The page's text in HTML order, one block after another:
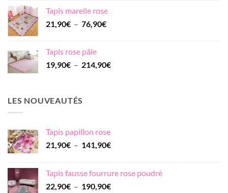
Tapis marelle rose
21,90€ – 76,90€Plage
à
Tapis rose pâle
19,90€ – 214,90€Plage
LES NOUVEAUTÉS
Tapis papillon rose
21,90€ – 141,90€Plage
21,90€
à
Tapis fausse fourrure rose poudré
22,90€ – 190,90€Plage